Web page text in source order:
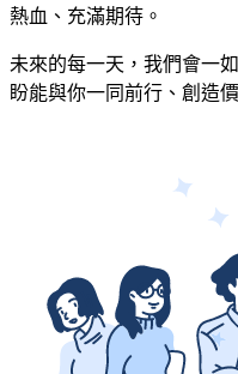
熱血、充滿期待。
未來的每一天，我們會一
盼能與你一同前行、創造